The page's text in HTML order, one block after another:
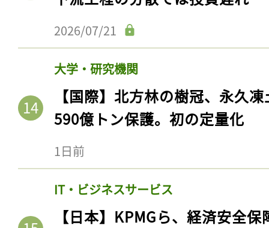
2026/07/21
大学・研究機関
【国際】北方林の樹冠、永久
590億トン保護。初の定量化
1日前
IT・ビジネスサービス
【日本】KPMGら、経済安全